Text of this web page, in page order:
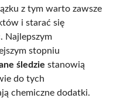
z tym warto zawsze
i starać się
Najlepszym
stopniu
śledzie stanowią
do tych
chemiczne dodatki.